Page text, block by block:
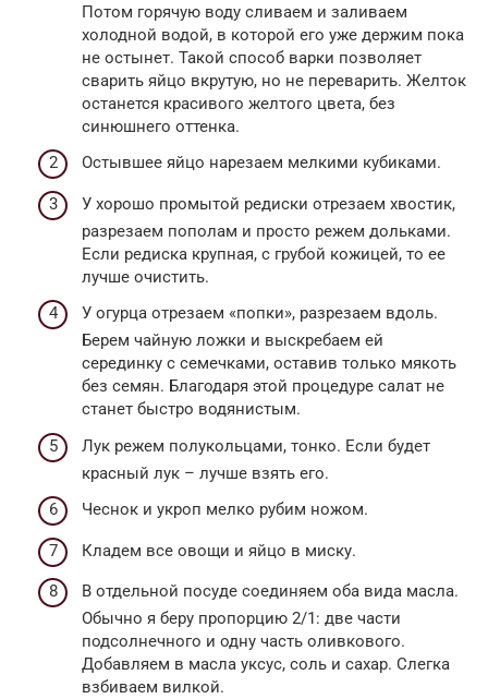
Потом горячую воду сливаем и заливаем
холодной водой, в которой его уже держим пока
не остынет. Такой способ варки позволяет
сварить яйцо вкрутую, но не переварить. Желток
останется красивого желтого цвета, без
синюшнего оттенка.
Остывшее яйцо нарезаем мелкими кубиками.
У хорошо промытой редиски отрезаем хвостик,
разрезаем пополам и просто режем дольками.
Если редиска крупная, с грубой кожицей, то ее
лучше очистить.
У огурца отрезаем «попки», разрезаем вдоль.
Берем чайную ложки и выскребаем ей
серединку с семечками, оставив только мякоть
без семян. Благодаря этой процедуре салат не
станет быстро водянистым.
Лук режем полукольцами, тонко. Если будет
красный лук – лучше взять его.
Чеснок и укроп мелко рубим ножом.
Кладем все овощи и яйцо в миску.
В отдельной посуде соединяем оба вида масла.
Обычно я беру пропорцию 2/1: две части
подсолнечного и одну часть оливкового.
Добавляем в масла уксус, соль и сахар. Слегка
взбиваем вилкой.